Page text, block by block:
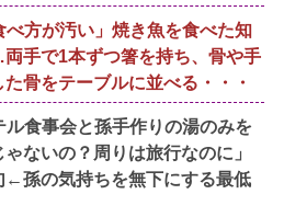
べ方が汚い」焼き魚を食べた知
手で1本ずつ箸を持ち、骨や手
骨をテーブルに並べる・・・
ル食事会と孫手作りの湯のみを
ないの？周りは旅行なのに」
←孫の気持ちを無下にする最低